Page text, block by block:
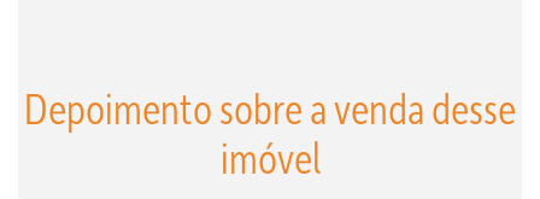
Depoimento sobre a venda desse
imóvel